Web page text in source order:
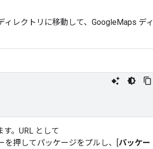
レクトリに移動して、GoogleMaps ディ
す。URL として
を押してパッケージをプルし、[パッケー